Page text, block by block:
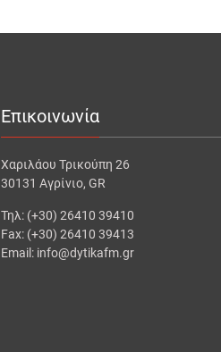
Επικοινωνία
Χαριλάου Τρικούπη 26
30131 Αγρίνιο, GR
Τηλ: (+30) 26410 39410
Fax: (+30) 26410 39413
Email: info@dytikafm.gr